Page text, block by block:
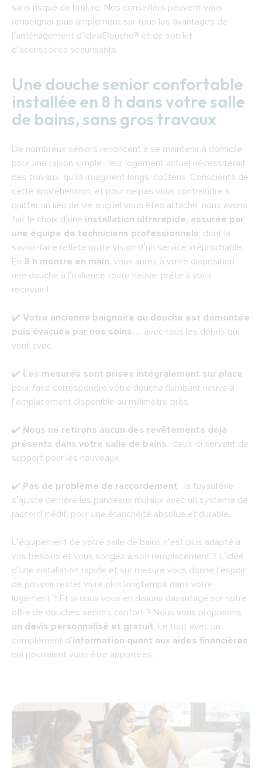
sans risque de brûlure. Nos conseillers peuvent vous
renseigner plus amplement sur tous les avantages de
l’aménagement d’IdealDouche® et de son kit
d’accessoires sécurisants.
Une douche senior confortable
installée en 8 h dans votre salle
de bains, sans gros travaux
De nombreux seniors renoncent à se maintenir à domicile
pour une raison simple : leur logement actuel nécessiterait
des travaux, qu’ils imaginent longs, coûteux. Conscients de
cette appréhension, et pour ne pas vous contraindre à
quitter un lieu de vie auquel vous êtes attaché, nous avons
fait le choix d’une installation ultrarapide, assurée par
une équipe de techniciens professionnels, dont le
savoir-faire reflète notre vision d’un service irréprochable.
En 8 h montre en main, vous aurez à votre disposition
une douche à l’italienne toute neuve, prête à vous
recevoir !
✔️ Votre ancienne baignoire ou douche est démontée
puis évacuée par nos soins… avec tous les débris qui
vont avec.
✔️ Les mesures sont prises intégralement sur place
pour faire correspondre votre douche flambant neuve à
l’emplacement disponible au millimètre près.
✔️ Nous ne retirons aucun des revêtements déjà
présents dans votre salle de bains : ceux-ci servent de
support pour les nouveaux.
✔️ Pas de problème de raccordement : la tuyauterie
s’ajuste derrière les panneaux muraux avec un système de
raccord inédit, pour une étanchéité absolue et durable.
L’équipement de votre salle de bains n’est plus adapté à
vos besoins et vous songez à son remplacement ? L’idée
d’une installation rapide et sur mesure vous donne l’espoir
de pouvoir rester vivre plus longtemps dans votre
logement ? Et si nous vous en disions davantage sur notre
offre de douches seniors confort ? Nous vous proposons
un devis personnalisé et gratuit. Le tout avec un
complément d’information quant aux aides financières
qui pourraient vous être apportées.